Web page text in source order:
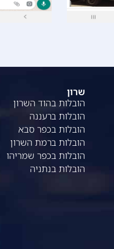
שרון
הובלות בהוד השרון
הובלות ברעננה
הובלות בכפר סבא
הובלות ברמת השרון
הובלות בכפר שמריהו
הובלות בנתניה